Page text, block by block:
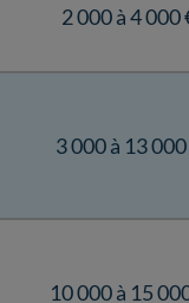
2 000 à 4 000
3 000 à 13
10 000 à 15